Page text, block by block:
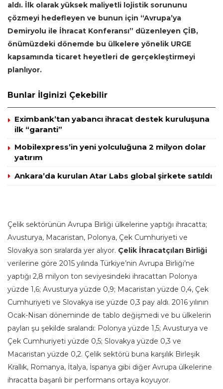
aldı. İlk olarak yüksek maliyetli lojistik sorununu
çözmeyi hedefleyen ve bunun için “Avrupa’ya
Demiryolu ile İhracat Konferansı” düzenleyen ÇİB,
önümüzdeki dönemde bu ülkelere yönelik URGE
kapsamında ticaret heyetleri de gerçekleştirmeyi
planlıyor.
Bunlar İlginizi Çekebilir
Eximbank’tan yabancı ihracat destek kuruluşuna
ilk “garanti”
Mobilexpress’in yeni yolculuğuna 2 milyon dolar
yatırım
Ankara’da kurulan Atar Labs global şirkete satıldı
Çelik sektörünün Avrupa Birliği ülkelerine yaptığı ihracatta;
Avusturya, Macaristan, Polonya, Çek Cumhuriyeti ve
Slovakya son sıralarda yer alıyor. Çelik İhracatçıları Birliği
verilerine göre 2015 yılında Türkiye’nin Avrupa Birliği’ne
yaptığı 2,8 milyon ton seviyesindeki ihracattan Polonya
yüzde 1,6; Avusturya yüzde 0,9; Macaristan yüzde 0,4, Çek
Cumhuriyeti ve Slovakya ise yüzde 0,3 pay aldı. 2016 yılının
Ocak-Nisan döneminde de tablo değişmedi ve bu ülkelerin
payları şu şekilde sıralandı: Polonya yüzde 1,5; Avusturya ve
Çek Cumhuriyeti yüzde 0,5; Slovakya yüzde 0,3 ve
Macaristan yüzde 0,2. Çelik sektörü buna karşılık Birleşik
Krallık, Romanya, İtalya, İspanya gibi diğer Avrupa ülkelerine
ihracatta başarılı bir performans ortaya koyuyor.